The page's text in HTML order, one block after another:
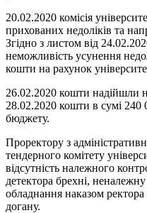
20.02.2020 комісія
прихованих недоліків та
Згідно з листом від
неможливість усунення
кошти на рахунок
26.02.2020 кошти надійшли
28.02.2020 кошти в сумі 240
бюджету.
Проректору з
тендерного комітету
відсутність належного
детектора брехні,
обладнання наказом
догану.